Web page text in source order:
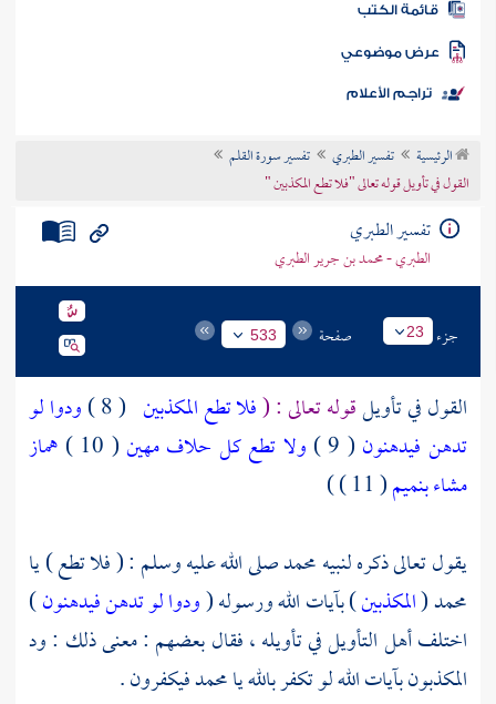
المكتبة
الكتب
موضوعي
تراجم الأعلام
الرئيسية تفسير الطبري
تفسير سورة القلم
القول في تأويل قوله تعالى "فلا تطع المكذبين "
تفسير الطبري
الطبري - محمد بن جرير الطبري
جزء 23 صفحة 533
القول في تأويلقوله تعالى : (فلا تطع المكذبين ( 8 )
ودوا لو
تدهن فيدهنون ( 9 ) ولا تطع كل حلاف مهين( 10 )
هماز
مشاء بنميم( 11 ) )
يقول تعالى ذكره لنبيه محمد صلى الله عليه وسلم : ( فلا تطع ) يا
محمد(المكذبين) بآيات الله ورسوله (ودوا لو تدهن فيدهنون)
اختلف أهل التأويل في تأويله ، فقال بعضهم : معنى ذلك : ود
المكذبون بآيات الله لو تكفر بالله يامحمدفيكفرون .